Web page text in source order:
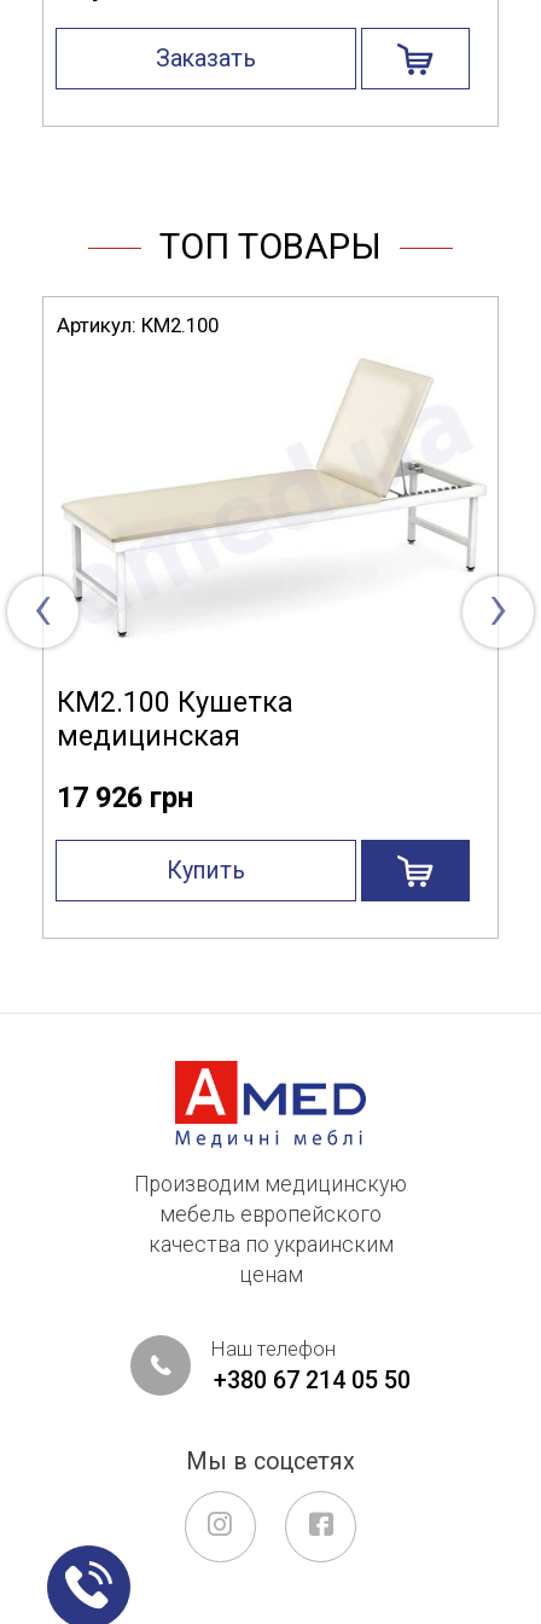
Заказать
ТОП ТОВАРЫ
‹
Артикул: КМ2.100
КМ2.100 Кушетка
медицинская
17 926 грн
Купить
›
Производим медицинскую
мебель европейского
качества по украинским
ценам
Наш телефон
+380 67 214 05 50
Мы в соцсетях